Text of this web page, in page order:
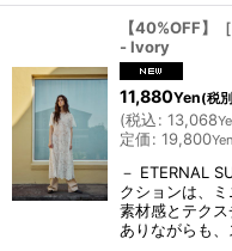
【40%OFF】
- Ivory
11,880Yen(税
(税込: 13,068
定価: 19,800Yen
－ ETERNAL
クションは、
素材感とテク
ありながらも